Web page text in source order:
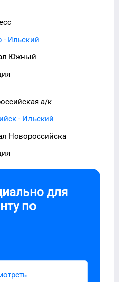
- Ильский
Южный
а/к
- Ильский
Новороссийска
для
по